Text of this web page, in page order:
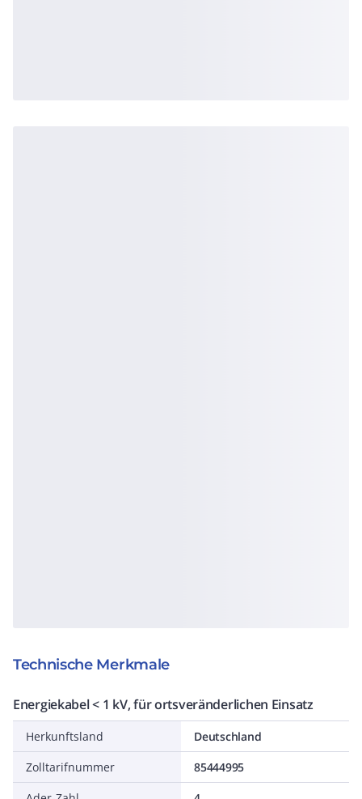
Technische Merkmale
Energiekabel < 1 kV, für ortsveränderlichen Einsatz
Herkunftsland
Deutschland
Zolltarifnummer
85444995